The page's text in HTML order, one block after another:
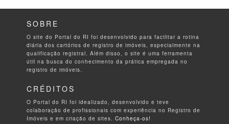
SOBRE
O site do Portal do RI foi desenvolvido para facilitar a rotina
diária dos cartórios de registro de imóveis, especialmente na
qualificação registral. Além disso, o site é uma ferramenta
útil na busca do conhecimento da prática empregada no
registro de imóveis.
CRÉDITOS
O Portal do RI foi idealizado, desenvolvido e teve
colaboração de profissionais com experiência no Registro de
Imóveis e em criação de sites.Conheça-os!